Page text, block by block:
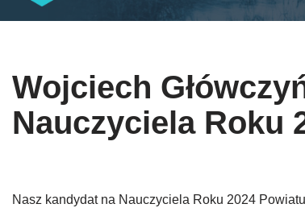
Wojciech
Nauczyciela Roku
Nasz kandydat na Nauczyciela Roku 2024